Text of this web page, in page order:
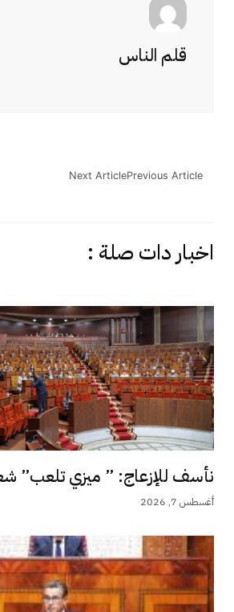
قلم الناس
Previous Article
Next Article
اخبار دات صلة :
نأسف للإزعاج: ” ميزي تلعب”
أغسطس 7, 2026